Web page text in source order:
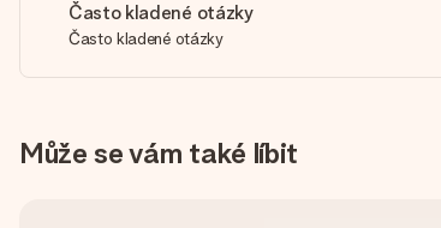
Často kladené otázky
Často kladené otázky
Může se vám také líbit